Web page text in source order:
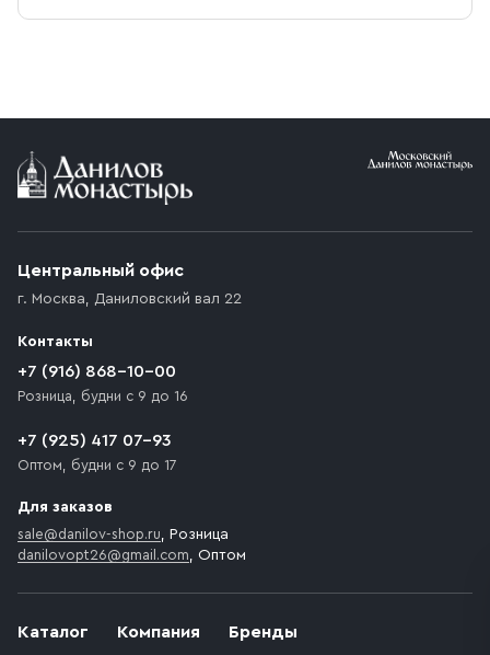
Каталог Компания Бренды
Центральный офис
г. Москва, Даниловский вал 22
Контакты
+7 (916) 868-10-00
Розница, будни с 9 до 16
+7 (925) 417 07-93
Оптом, будни с 9 до 17
Для заказов
sale@danilov-shop.ru, Розница
danilovopt26@gmail.com, Оптом